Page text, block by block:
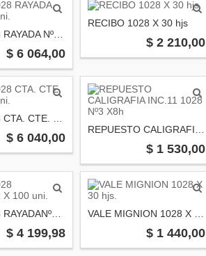
$ 6 064,00
RECIBO 1028 X 30 hjs
$ 2 210,00
$ 6 040,00
$ 1 530,00
$ 4 199,98 $ 1 440,00